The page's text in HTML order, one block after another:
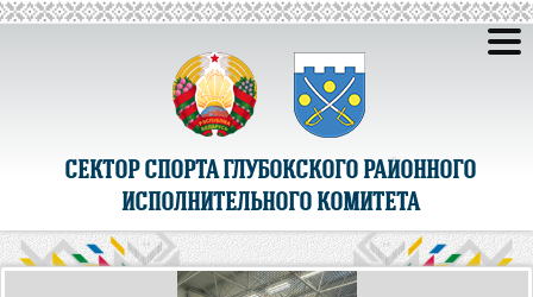
СЕКТОР СПОРТА ГЛУБОКСКОГО РАЙОННОГО
ИСПОЛНИТЕЛЬНОГО КОМИТЕТА